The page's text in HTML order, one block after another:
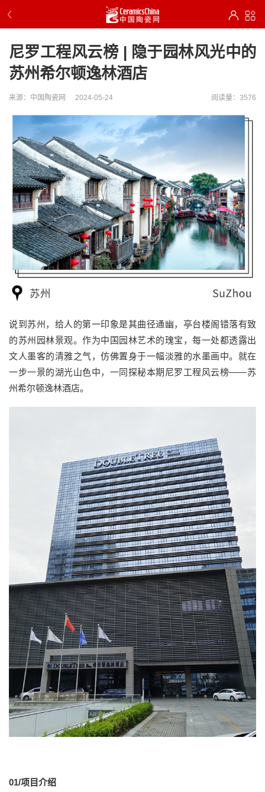
尼罗工程风云榜 | 隐于园林风光中的
苏州希尔顿逸林酒店
来源：中国陶瓷网 2024-05-24 阅读量：3576
说到苏州，给人的第一印象是其曲径通幽，亭台楼阁错落有致
的苏州园林景观。作为中国园林艺术的瑰宝，每一处都透露出
文人墨客的清雅之气，仿佛置身于一幅淡雅的水墨画中。就在
一步一景的湖光山色中，一同探秘本期尼罗工程风云榜——苏
州希尔顿逸林酒店。
01/项目介绍